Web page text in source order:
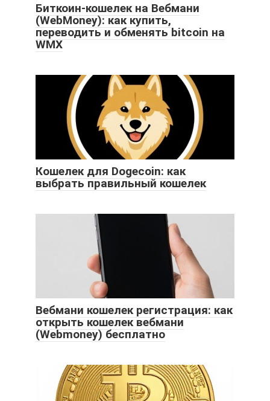
Биткоин-кошелек на Вебмани
(WebMoney): как купить,
переводить и обменять bitcoin на
WMX
Кошелек для Dogecoin: как
выбрать правильный кошелек
Вебмани кошелек регистрация: как
открыть кошелек вебмани
(Webmoney) бесплатно